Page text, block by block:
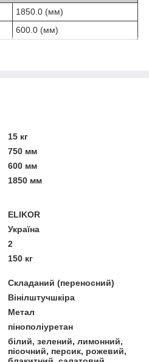
1850.0 (мм)
600.0 (мм)
15 кг
750 мм
600 мм
1850 мм
ELIKOR
Україна
2
150 кг
Складаний (переносний)
Вінілштучшкіра
Метал
пінополіуретан
білий, зелений, лимонний,
пісочний, персик, рожевий,